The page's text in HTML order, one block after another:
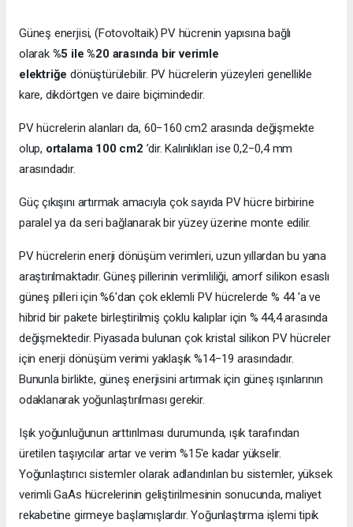
Güneş enerjisi, (Fotovoltaik) PV hücrenin yapısına bağlı
olarak %5 ile %20 arasında bir verimle
elektriğedönüştürülebilir. PV hücrelerin yüzeyleri genellikle
kare, dikdörtgen ve daire biçimindedir.
PV hücrelerin alanları da, 60−160 cm2 arasında değişmekte
olup, ortalama 100 cm2 ’dir. Kalınlıkları ise 0,2−0,4 mm
arasındadır.
Güç çıkışını artırmak amacıyla çok sayıda PV hücre birbirine
paralel ya da seri bağlanarak bir yüzey üzerine monte edilir.
PV hücrelerin enerji dönüşüm verimleri, uzun yıllardan bu yana
araştırılmaktadır. Güneş pillerinin verimliliği, amorf silikon esaslı
güneş pilleri için %6'dan çok eklemli PV hücrelerde % 44 'a ve
hibrid bir pakete birleştirilmiş çoklu kalıplar için % 44,4 arasında
değişmektedir. Piyasada bulunan çok kristal silikon PV hücreler
için enerji dönüşüm verimi yaklaşık %14−19 arasındadır.
Bununla birlikte, güneş enerjisini artırmak için güneş ışınlarının
odaklanarak yoğunlaştırılması gerekir.
Işık yoğunluğunun arttırılması durumunda, ışık tarafından
üretilen taşıyıcılar artar ve verim %15'e kadar yükselir.
Yoğunlaştırıcı sistemler olarak adlandırılan bu sistemler, yüksek
verimli GaAs hücrelerinin geliştirilmesinin sonucunda, maliyet
rekabetine girmeye başlamışlardır. Yoğunlaştırma işlemi tipik